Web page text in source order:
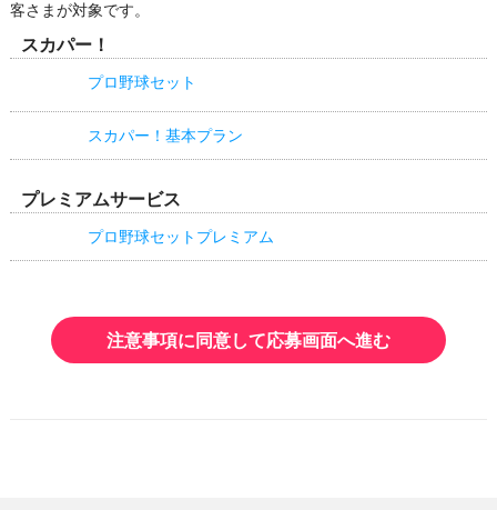
客さまが対象です。
スカパー！
プロ野球セット
スカパー！基本プラン
プレミアムサービス
プロ野球セットプレミアム
注意事項に同意して応募画面へ進む